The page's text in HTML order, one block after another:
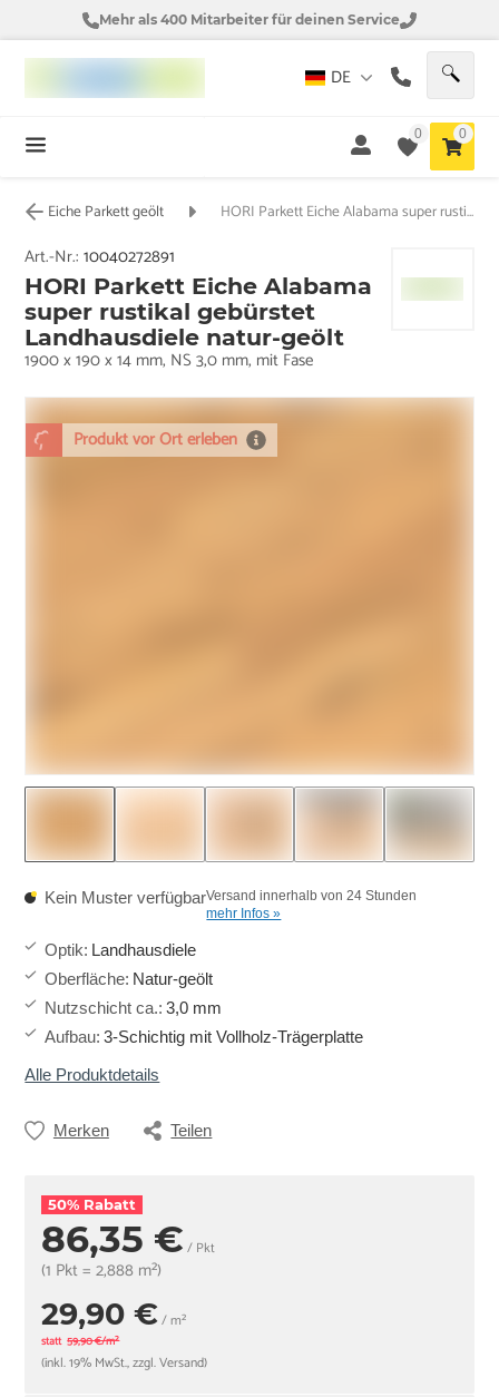
Mehr als 400 Mitarbeiter für deinen Service
DE
0 0
Eiche Parkett geölt HORI Parkett Eiche Alabama super rustikal gebürstet Landhausdiele natur-geölt
Produkt vor Ort erleben
Art.-Nr.:10040272891
HORI Parkett Eiche Alabama
super rustikal gebürstet
Landhausdiele natur-geölt
1900 x 190 x 14 mm, NS 3,0 mm, mit Fase
Kein Muster verfügbarVersand innerhalb von 24 Stunden
mehr Infos »
Optik: Landhausdiele
Oberfläche: Natur-geölt
Nutzschicht ca.: 3,0 mm
Aufbau: 3-Schichtig mit Vollholz-Trägerplatte
Alle Produktdetails
Merken Teilen
50% Rabatt
86,35 € / Pkt
(1 Pkt = 2,888 m²)
29,90 €/ m²
statt 59,90 €/m²
(inkl. 19% MwSt., zzgl. Versand)